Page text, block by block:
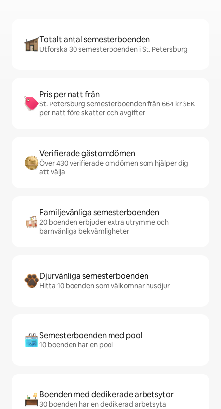
Totalt antal semesterboenden
Utforska 30 semesterboenden i St. Petersburg
Pris per natt från
St. Petersburg semesterboenden från 664 kr SEK
per natt före skatter och avgifter
Verifierade gästomdömen
Över 430 verifierade omdömen som hjälper dig
att välja
Familjevänliga semesterboenden
20 boenden erbjuder extra utrymme och
barnvänliga bekvämligheter
Djurvänliga semesterboenden
Hitta 10 boenden som välkomnar husdjur
Semesterboenden med pool
10 boenden har en pool
Boenden med dedikerade arbetsytor
30 boenden har en dedikerad arbetsyta